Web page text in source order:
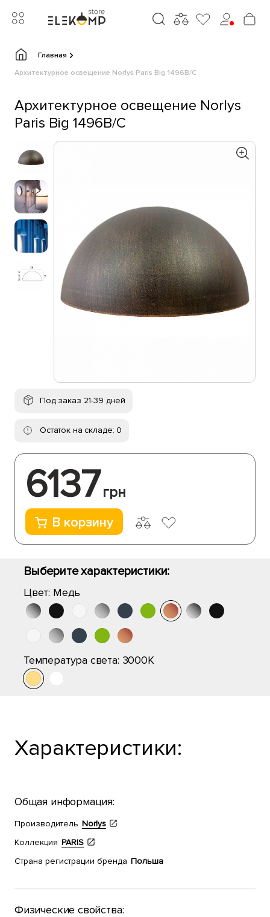
Главная
Архитектурное освещение Norlys Paris Big 1496B/C
Архитектурное освещение Norlys
Paris Big 1496B/C
Под заказ 21-39 дней
Остаток на складе: 0
6137грн
В корзину
Выберите характеристики:
Цвет: Медь
Температура света: 3000K
Характеристики:
Общая информация:
Производитель Norlys
Коллекция PARIS
Страна регистрации бренда Польша
Физические свойства: